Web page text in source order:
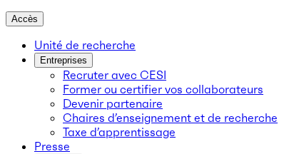
Accès
Unité de recherche
Entreprises
Recruter avec CESI
Former ou certifier vos collaborateurs
Devenir partenaire
Chaires d’enseignement et de recherche
Taxe d’apprentissage
Presse